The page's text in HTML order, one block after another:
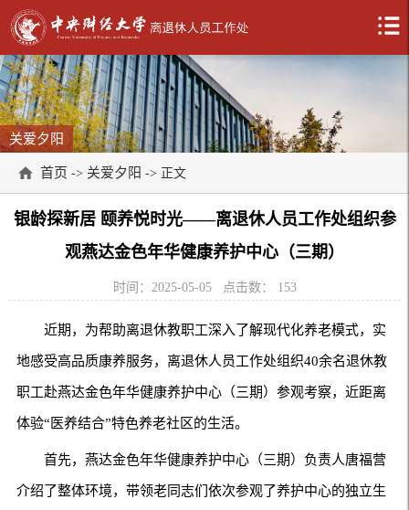
关爱夕阳
首页 -> 关爱夕阳 -> 正文
银龄探新居 颐养悦时光——离退休人员工作处组织参
观燕达金色年华健康养护中心（三期）
时间：2025-05-05 点击数： 153
近期，为帮助离退休教职工深入了解现代化养老模式，实
地感受高品质康养服务，离退休人员工作处组织40余名退休教
职工赴燕达金色年华健康养护中心（三期）参观考察，近距离
体验“医养结合”特色养老社区的生活。
首先，燕达金色年华健康养护中心（三期）负责人唐福营
介绍了整体环境，带领老同志们依次参观了养护中心的独立生